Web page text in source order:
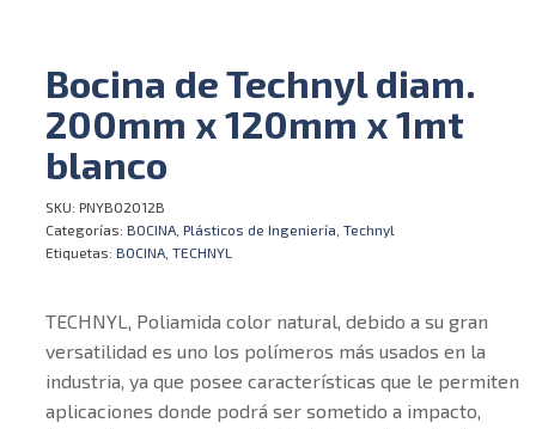
Bocina de Technyl diam.
200mm x 120mm x 1mt
blanco
SKU: PNYBO2012B
Categorías: BOCINA Plásticos de Ingeniería Technyl
Etiquetas: BOCINA TECHNYL
TECHNYL, Poliamida color natural, debido a su gran
versatilidad es uno los polímeros más usados en la
industria, ya que posee características que le permiten
aplicaciones donde podrá ser sometido a impacto,